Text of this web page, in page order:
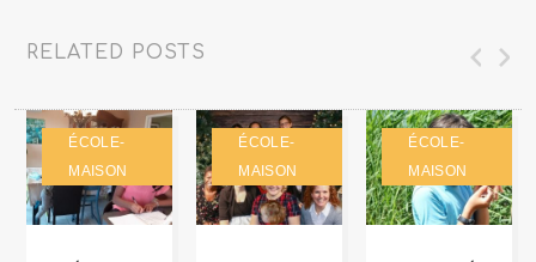
RELATED POSTS
ÉCOLE-
MAISON
ÉCOLE-
MAISON
ÉCOLE-
MAISON